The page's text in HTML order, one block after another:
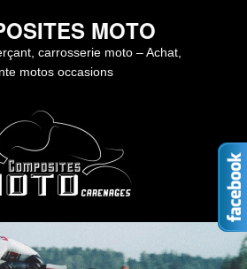
MOTO
carrosserie moto – Achat,
motos occasions